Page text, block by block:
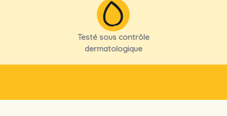
Testé sous contrôle
dermatologique